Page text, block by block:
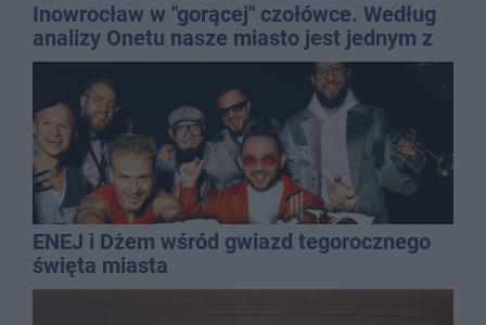
Inowrocław w "gorącej" czołówce. Według
analizy Onetu nasze miasto jest jednym z
najbardziej narażonych na upały
ENEJ i Dżem wśród gwiazd tegorocznego
święta miasta